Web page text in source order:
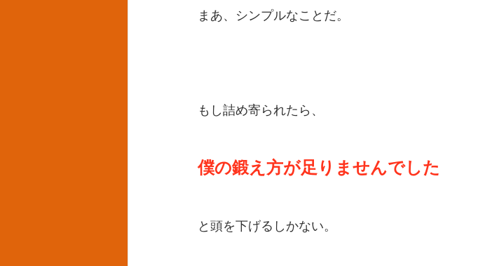
まあ、シンプルなことだ。
もし詰め寄られたら、
僕の鍛え方が足りませんでした
と頭を下げるしかない。